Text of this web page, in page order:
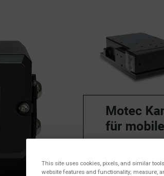
This site uses cookies, pixels, and similar
website features and functionality; measure,